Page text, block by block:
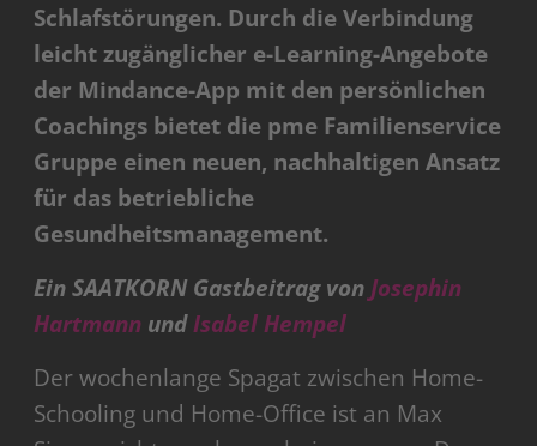
Schlafstörungen. Durch die Verbindung
leicht zugänglicher e-Learning-Angebote
der Mindance-App mit den persönlichen
Coachings bietet die pme Familienservice
Gruppe einen neuen, nachhaltigen Ansatz
für das betriebliche
Gesundheitsmanagement.
Ein SAATKORN Gastbeitrag vonJosephin
Hartmann undIsabel Hempel
Der wochenlange Spagat zwischen Home-
Schooling und Home-Office ist an Max